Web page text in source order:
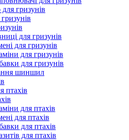
гризунів
для гризунів
для гризунів
для гризунів
для гризунів
шиншил
птахів
для птахів
для птахів
для птахів
для птахів